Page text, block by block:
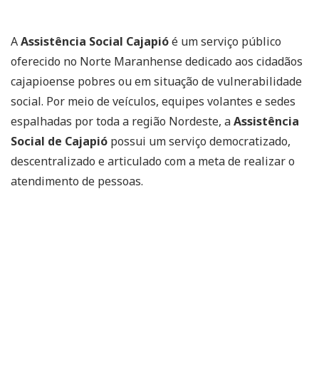
AAssistência Social Cajapióé um serviço público
oferecido no Norte Maranhense dedicado aos cidadãos
cajapioense pobres ou em situação de vulnerabilidade
social. Por meio de veículos, equipes volantes e sedes
espalhadas por toda a região Nordeste, aAssistência
Social de Cajapió possui um serviço democratizado,
descentralizado e articulado com a meta de realizar o
atendimento de pessoas.